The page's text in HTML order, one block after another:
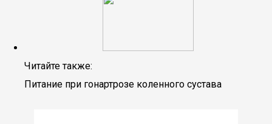
Читайте также:
Питание при гонартрозе коленного сустава